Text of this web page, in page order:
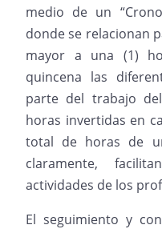
medio de un
donde se relacionan
mayor a una (1)
quincena las
parte del trabajo
horas invertidas en
total de horas de
claramente,
actividades de los
El seguimiento y